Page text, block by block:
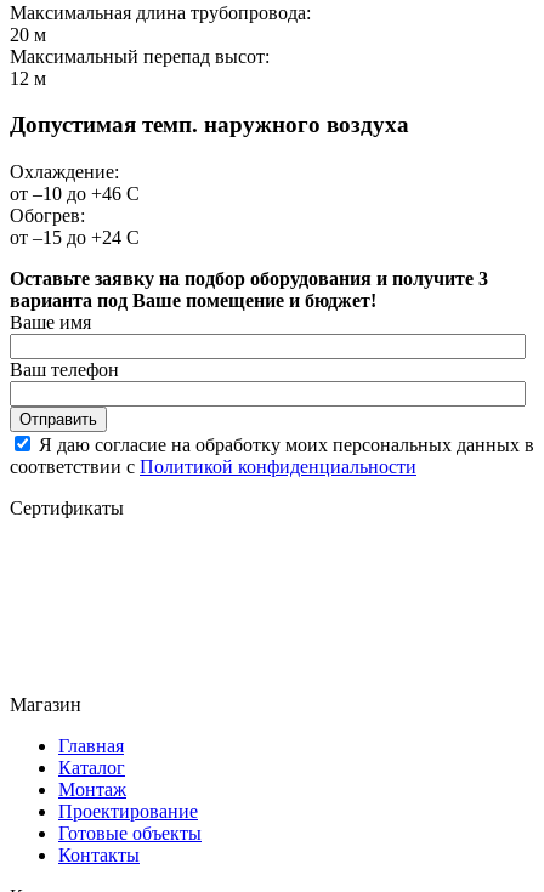
Максимальная длина трубопровода:
20 м
Максимальный перепад высот:
12 м
Допустимая темп. наружного воздуха
Охлаждение:
от –10 до +46 С
Обогрев:
от –15 до +24 С
Оставьте заявку на подбор оборудования и получите 3
варианта под Ваше помещение и бюджет!
Ваше имя
Ваш телефон
Отправить
Я даю согласие на обработку моих персональных данных в
соответствии с Политикой конфиденциальности
Сертификаты
Магазин
Главная
Каталог
Монтаж
Проектирование
Готовые объекты
Контакты